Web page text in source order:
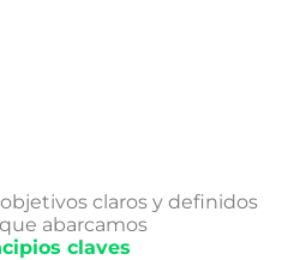
claros y definidos
abarcamos
claves